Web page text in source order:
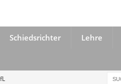
Schiedsrichter Lehre